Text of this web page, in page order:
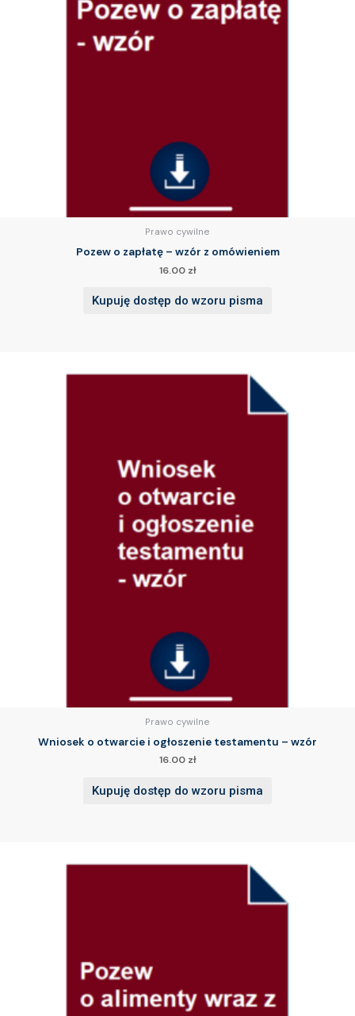
Prawo cywilne
Pozew o zapłatę – wzór z omówieniem
16.00 zł
Kupuję dostęp do wzoru pisma
Prawo cywilne
Wniosek o otwarcie i ogłoszenie testamentu – wzór
16.00 zł
Kupuję dostęp do wzoru pisma